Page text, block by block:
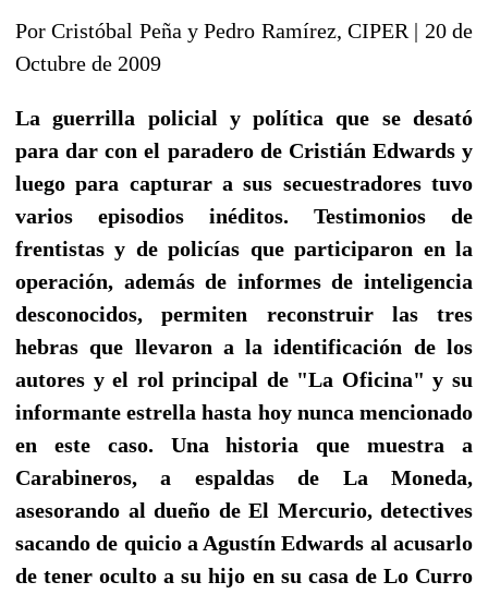
Por Cristóbal Peña y Pedro Ramírez, CIPER | 20 de
Octubre de 2009
La guerrilla policial y política que se desató
para dar con el paradero de Cristián Edwards y
luego para capturar a sus secuestradores tuvo
varios episodios inéditos. Testimonios de
frentistas y de policías que participaron en la
operación, además de informes de inteligencia
desconocidos, permiten reconstruir las tres
hebras que llevaron a la identificación de los
autores y el rol principal de "La Oficina" y su
informante estrella hasta hoy nunca mencionado
en este caso. Una historia que muestra a
Carabineros, a espaldas de La Moneda,
asesorando al dueño de El Mercurio, detectives
sacando de quicio a Agustín Edwards al acusarlo
de tener oculto a su hijo en su casa de Lo Curro